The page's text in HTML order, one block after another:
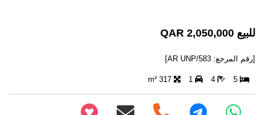
للبيع 2,050,000 QAR
[رقم المرجع: AR UNP/583]
5
4
1
317 m²